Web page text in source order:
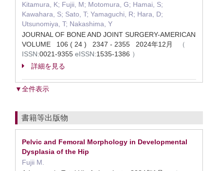
Kitamura, K; Fujii, M; Motomura, G; Hamai, S;
Kawahara, S; Sato, T; Yamaguchi, R; Hara, D;
Utsunomiya, T; Nakashima, Y
JOURNAL OF BONE AND JOINT SURGERY-AMERICAN
VOLUME 106 ( 24 ) 2347 - 2355 2024年12月
（
ISSN:0021-9355 eISSN:1535-1386 ）
詳細を見る
▼全件表示
書籍等出版物
Pelvic and Femoral Morphology in Developmental
Dysplasia of the Hip
Fujii M.